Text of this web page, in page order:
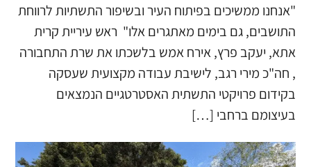
"אנחנו ממשיכים בפיתוח העיר ובשיפור התשתיות לרווחת
התושבים, גם בימים מאתגרים אלו" ​ ראש עיריית קרית
אתא, יעקב פרץ, אירח אמש בלשכתו את שרת התחבורה
, חה"כ מירי רגב, לישיבת עבודה מקצועית שעסקה
בקידום פרויקטי התשתית האסטרטגיים הנמצאים
בעיצומם ברחבי […]